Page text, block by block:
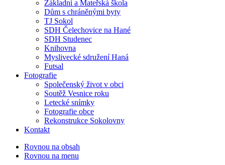
Základní a Mateřská škola
Dům s chráněnými byty
TJ Sokol
SDH Čelechovice na Hané
SDH Studenec
Knihovna
Myslivecké sdružení Haná
Futsal
Fotografie
Společenský život v obci
Soutěž Vesnice roku
Letecké snímky
Fotografie obce
Rekonstrukce Sokolovny
Kontakt
Rovnou na obsah
Rovnou na menu